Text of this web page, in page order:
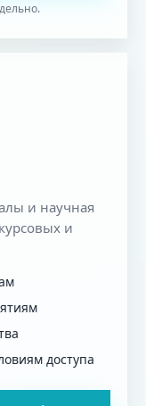
и научная
и
доступа